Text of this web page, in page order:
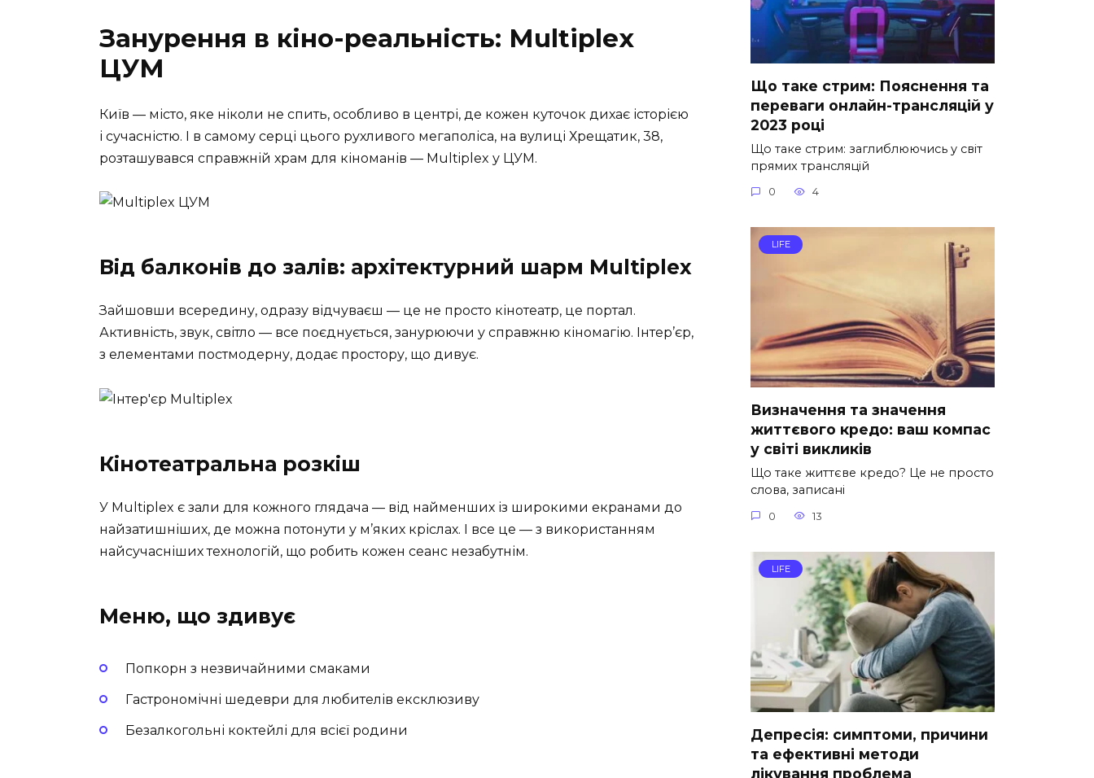
Занурення в кіно-реальність: Multiplex
ЦУМ
Київ — місто, яке ніколи не спить, особливо в центрі, де кожен куточок дихає історією
і сучасністю. І в самому серці цього рухливого мегаполіса, на вулиці Хрещатик, 38,
розташувався справжній храм для кіноманів — Multiplex у ЦУМ.
Від балконів до залів: архітектурний шарм Multiplex
Зайшовши всередину, одразу відчуваєш — це не просто кінотеатр, це портал.
Активність, звук, світло — все поєднується, занурюючи у справжню кіномагію. Інтер’єр,
з елементами постмодерну, додає простору, що дивує.
Кінотеатральна розкіш
У Multiplex є зали для кожного глядача — від найменших із широкими екранами до
найзатишніших, де можна потонути у м’яких кріслах. І все це — з використанням
найсучасніших технологій, що робить кожен сеанс незабутнім.
Меню, що здивує
Попкорн з незвичайними смаками
Гастрономічні шедеври для любителів ексклюзиву
Безалкогольні коктейлі для всієї родини
Що таке стрим: Пояснення та
переваги онлайн-трансляцій у
2023 році
Що таке стрим: заглиблюючись у світ
прямих трансляцій
0 4
LIFE
Визначення та значення
життєвого кредо: ваш компас
у світі викликів
Що таке життєве кредо? Це не просто
слова, записані
0 13
LIFE
Депресія: симптоми, причини
та ефективні методи
лікування проблема